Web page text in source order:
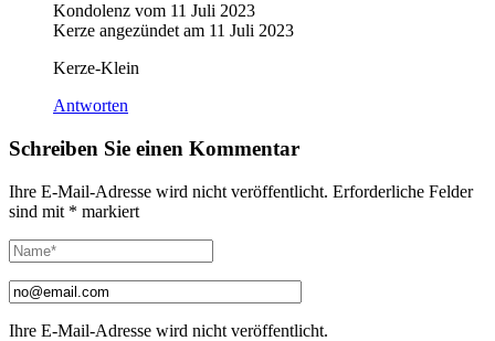
Kondolenz vom 11 Juli 2023
Kerze angezündet am 11 Juli 2023
Kerze-Klein
Antworten
Schreiben Sie einen Kommentar
Ihre E-Mail-Adresse wird nicht veröffentlicht. Erforderliche Felder
sind mit * markiert
Ihre E-Mail-Adresse wird nicht veröffentlicht.